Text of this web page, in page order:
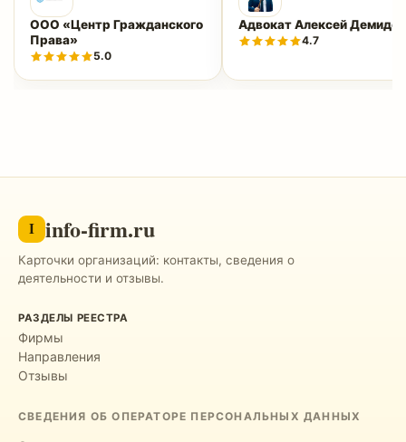
ООО «Центр Гражданского
Права»
5.0
Адвокат Алексей Демидов
4.7
I info-firm.ru
Карточки организаций: контакты, сведения о
деятельности и отзывы.
РАЗДЕЛЫ РЕЕСТРА
Фирмы
Направления
Отзывы
СВЕДЕНИЯ ОБ ОПЕРАТОРЕ ПЕРСОНАЛЬНЫХ ДАННЫХ